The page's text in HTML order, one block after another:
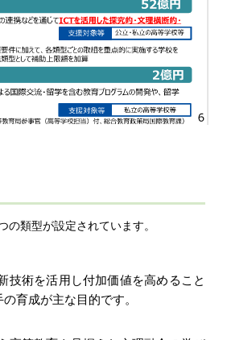
類型が設定されています。
技術を活用し付加価値を高めること
育成が主な目的です。